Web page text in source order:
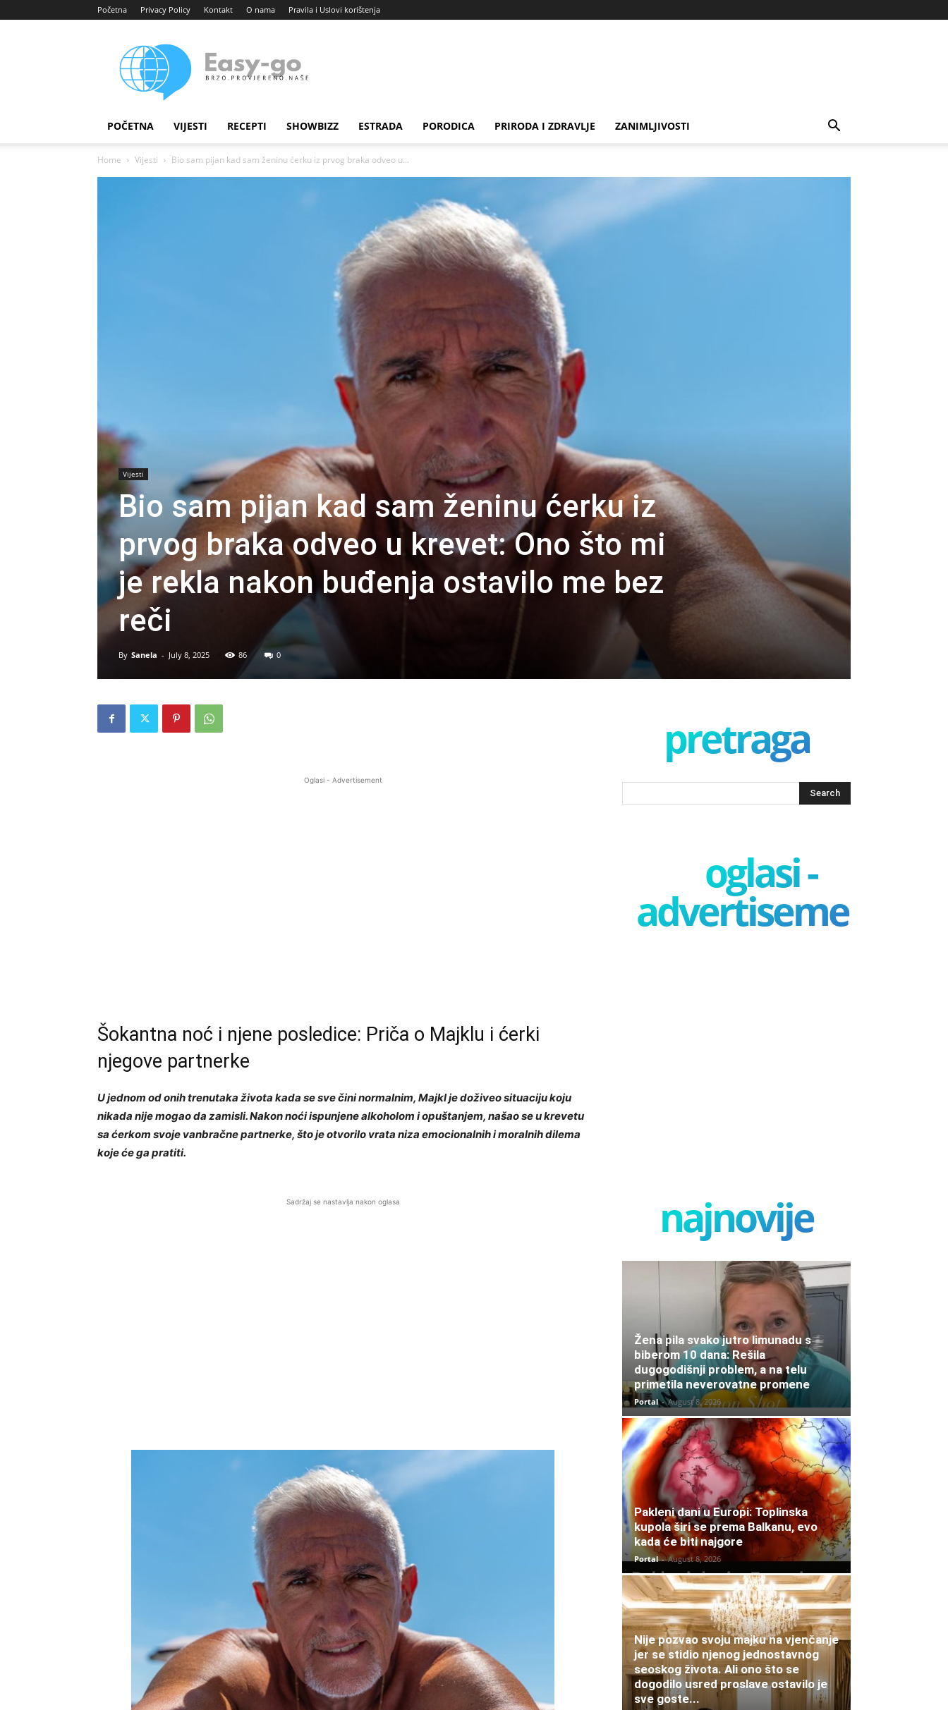
Početna Privacy Policy Kontakt O nama Pravila i Uslovi korištenja
portal
POČETNA VIJESTI RECEPTI SHOWBIZZ ESTRADA PORODICA PRIRODA I ZDRAVLJE ZANIMLJIVOSTI
Home Vijesti Bio sam pijan kad sam ženinu ćerku iz prvog braka odveo u...
Vijesti
Bio sam pijan kad sam ženinu ćerku iz
prvog braka odveo u krevet: Ono što mi
je rekla nakon buđenja ostavilo me bez
reči
By Sanela - July 8, 2025 86 0
Oglasi - Advertisement
Šokantna noć i njene posledice: Priča o Majklu i ćerki
njegove partnerke
U jednom od onih trenutaka života kada se sve čini normalnim, Majkl je doživeo situaciju koju
nikada nije mogao da zamisli. Nakon noći ispunjene alkoholom i opuštanjem, našao se u krevetu
sa ćerkom svoje vanbračne partnerke, što je otvorilo vrata niza emocionalnih i moralnih dilema
koje će ga pratiti.
Sadržaj se nastavlja nakon oglasa
pretraga
oglasi -
advertisement
najnovije
Žena pila svako jutro limunadu s
biberom 10 dana: Rešila
dugogodišnji problem, a na telu
primetila neverovatne promene
Portal - August 8, 2026
Pakleni dani u Europi: Toplinska
kupola širi se prema Balkanu, evo
kada će biti najgore
Portal - August 8, 2026
Nije pozvao svoju majku na vjenčanje
jer se stidio njenog jednostavnog
seoskog života. Ali ono što se
dogodilo usred proslave ostavilo je
sve goste...